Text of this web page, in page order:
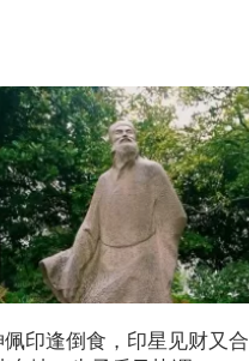
佩印逢倒食，印星见财又合